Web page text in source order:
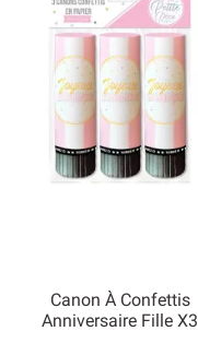
Canon À Confettis
Anniversaire Fille X3